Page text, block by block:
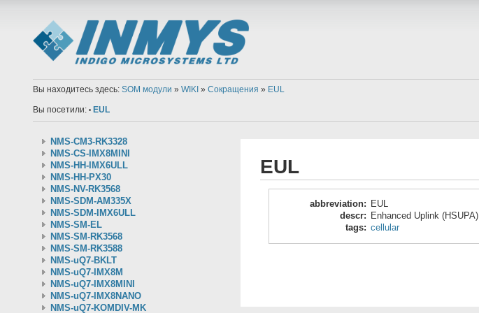
Вы находитесь здесь: SOM модули » WIKI » Сокращения » EUL
Вы посетили: • EUL
NMS-CM3-RK3328
NMS-CS-IMX8MINI
NMS-HH-IMX6ULL
NMS-HH-PX30
NMS-NV-RK3568
NMS-SDM-AM335X
NMS-SDM-IMX6ULL
NMS-SM-EL
NMS-SM-RK3568
NMS-SM-RK3588
NMS-uQ7-BKLT
NMS-uQ7-IMX8M
NMS-uQ7-IMX8MINI
NMS-uQ7-IMX8NANO
NMS-uQ7-KOMDIV-MK
EUL
abbreviation:
EUL
descr:
Enhanced Uplink (HSUPA)
tags: cellular